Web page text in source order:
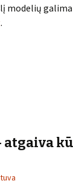
modelių
.
atgaiva